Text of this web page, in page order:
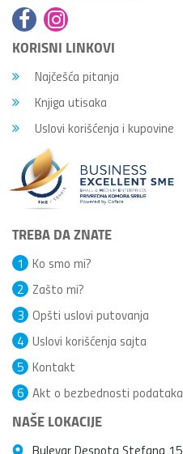
KORISNI LINKOVI
Najčešća pitanja
Knjiga utisaka
Uslovi korišćenja i kupovine
TREBA DA ZNATE
Ko smo mi?
1
Zašto mi?
2
Opšti uslovi putovanja
3
Uslovi korišćenja sajta
4
Kontakt
5
Akt o bezbednosti podataka
6
NAŠE LOKACIJE
Bulevar Despota Stefana 15